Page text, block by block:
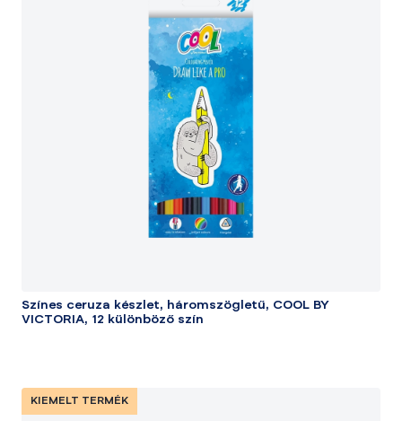
Színes ceruza készlet, háromszögletű, COOL BY
VICTORIA, 12 különböző szín
KIEMELT TERMÉK